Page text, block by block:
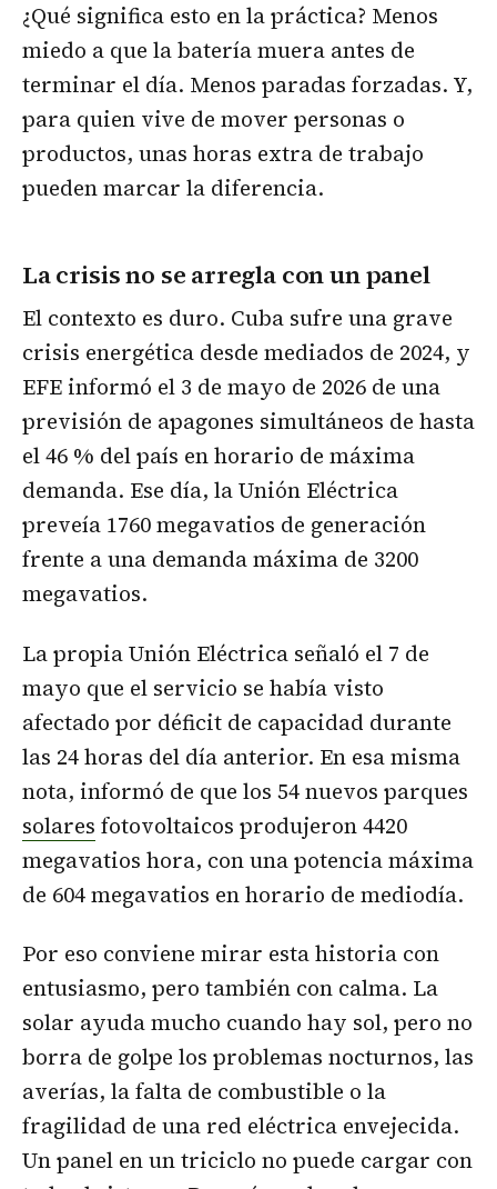
¿Qué significa esto en la práctica? Menos
miedo a que la batería muera antes de
terminar el día. Menos paradas forzadas. Y,
para quien vive de mover personas o
productos, unas horas extra de trabajo
pueden marcar la diferencia.
La crisis no se arregla con un panel
El contexto es duro. Cuba sufre una grave
crisis energética desde mediados de 2024, y
EFE informó el 3 de mayo de 2026 de una
previsión de apagones simultáneos de hasta
el 46 % del país en horario de máxima
demanda. Ese día, la Unión Eléctrica
preveía 1760 megavatios de generación
frente a una demanda máxima de 3200
megavatios.
La propia Unión Eléctrica señaló el 7 de
mayo que el servicio se había visto
afectado por déficit de capacidad durante
las 24 horas del día anterior. En esa misma
nota, informó de que los 54 nuevos parques
solares fotovoltaicos produjeron 4420
megavatios hora, con una potencia máxima
de 604 megavatios en horario de mediodía.
Por eso conviene mirar esta historia con
entusiasmo, pero también con calma. La
solar ayuda mucho cuando hay sol, pero no
borra de golpe los problemas nocturnos, las
averías, la falta de combustible o la
fragilidad de una red eléctrica envejecida.
Un panel en un triciclo no puede cargar con